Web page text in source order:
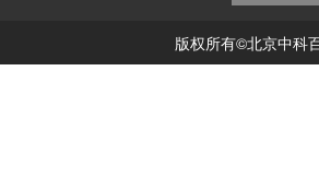
版权所有©北京中科